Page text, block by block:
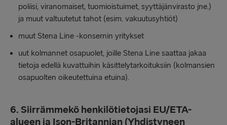
poliisi, viranomaiset, tuomioistuimet, syyttäjänvirasto jne.)
ja muut valtuutetut tahot (esim. vakuutusyhtiöt)
muut Stena Line -konsernin yritykset
uut kolmannet osapuolet, joille Stena Line saattaa jakaa
tietoja edellä kuvattuihin käsittelytarkoituksiin (kolmansien
osapuolten oikeutettuina etuina).
6. Siirrämmekö henkilötietojasi EU/ETA-
alueen ja Ison-Britannian (Yhdistyneen